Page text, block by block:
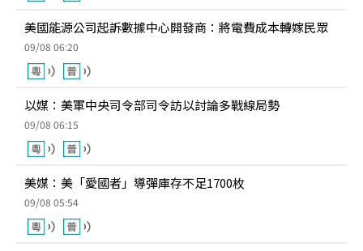
美國能源公司起訴數據中心開發商：將電費成本轉嫁民眾
09/08 06:20
以媒：美軍中央司令部司令訪以討論多戰線局勢
09/08 06:15
美媒：美「愛國者」導彈庫存不足1700枚
09/08 05:54